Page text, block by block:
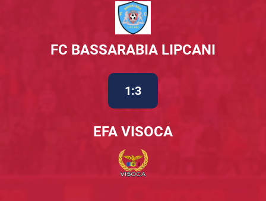
FC BASSARABIA LIPCANI
1:3
EFA VISOCA